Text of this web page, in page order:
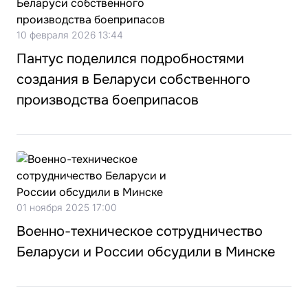
10 февраля 2026 13:44
Пантус поделился подробностями
создания в Беларуси собственного
производства боеприпасов
01 ноября 2025 17:00
Военно-техническое сотрудничество
Беларуси и России обсудили в Минске